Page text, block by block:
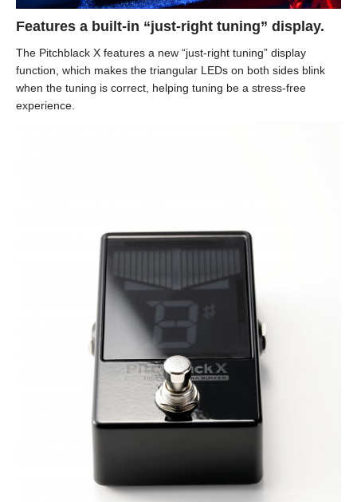
Features a built-in “just-right tuning” display.
The Pitchblack X features a new “just-right tuning” display
function, which makes the triangular LEDs on both sides blink
when the tuning is correct, helping tuning be a stress-free
experience.